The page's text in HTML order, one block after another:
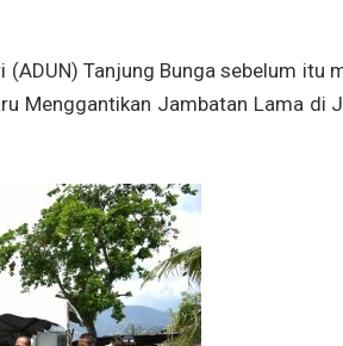
Tanjung Bunga sebelum itu
Menggantikan Jambatan Lama di